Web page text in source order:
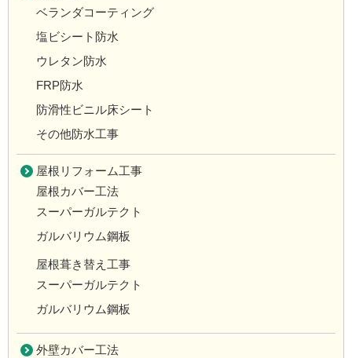
ベランダコーティング
塩ビシート防水
ウレタン防水
FRP防水
防滑性ビニル床シート
その他防水工事
屋根リフォーム工事
屋根カバー工法
スーパーガルテクト
ガルバリウム鋼板
屋根葺き替え工事
スーパーガルテクト
ガルバリウム鋼板
外壁カバー工法